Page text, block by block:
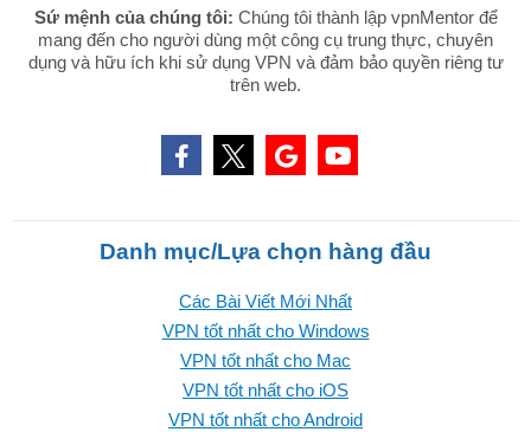
Sứ mệnh của chúng tôi: Chúng tôi thành lập vpnMentor để
mang đến cho người dùng một công cụ trung thực, chuyên
dụng và hữu ích khi sử dụng VPN và đảm bảo quyền riêng tư
trên web.
Danh mục/Lựa chọn hàng đầu
Các Bài Viết Mới Nhất
VPN tốt nhất cho Windows
VPN tốt nhất cho Mac
VPN tốt nhất cho iOS
VPN tốt nhất cho Android